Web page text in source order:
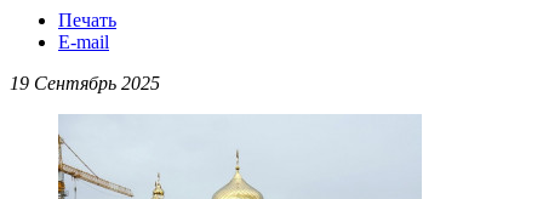
Печать
E-mail
19 Сентябрь 2025